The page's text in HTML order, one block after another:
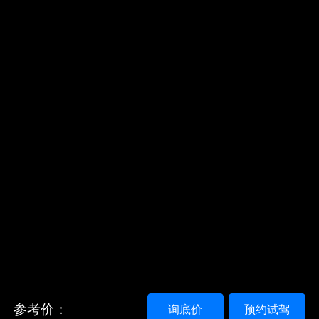
参考价： 预约试驾
询底价